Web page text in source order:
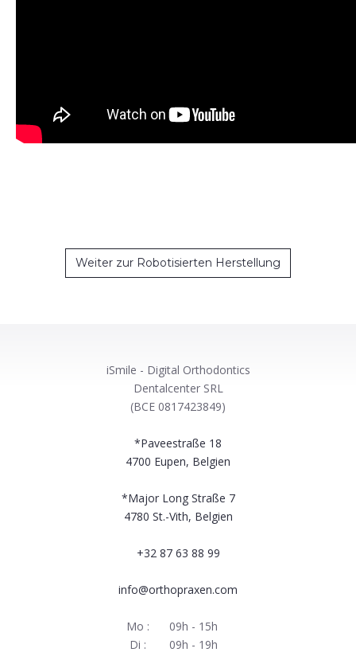
Weiter zur Robotisierten Herstellung
iSmile - Digital Orthodontics
Dentalcenter SRL
(BCE 0817423849)
*Paveestraße 18
4700 Eupen, Belgien
*Major Long Straße 7
4780 St.-Vith, Belgien
+32 87 63 88 99
info@orthopraxen.com
Mo :
09h - 15h
Di :
09h - 19h